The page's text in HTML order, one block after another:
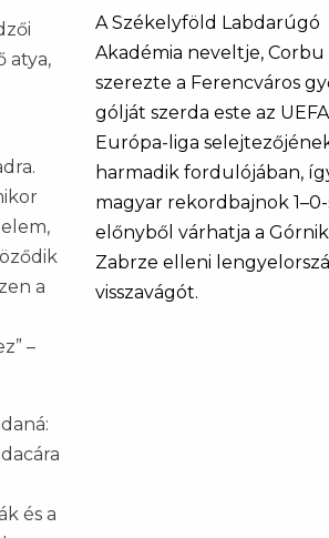
atya,
a
–
és a
A Székelyföld Labdarúgó
Akadémia neveltje, Corbu
szerezte a Ferencváros
gólját szerda este az UEFA
Európa-liga
harmadik fordulójában,
magyar rekordbajnok
előnyből várhatja a Górnik
Zabrze elleni
visszavágót.